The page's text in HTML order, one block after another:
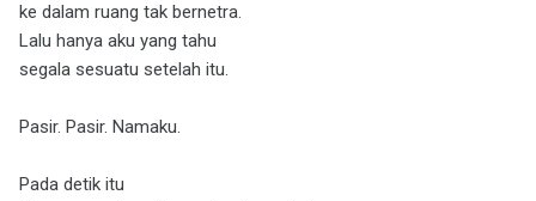
ke dalam ruang tak bernetra.
Lalu hanya aku yang tahu
segala sesuatu setelah itu.
Pasir. Pasir. Namaku.
Pada detik itu